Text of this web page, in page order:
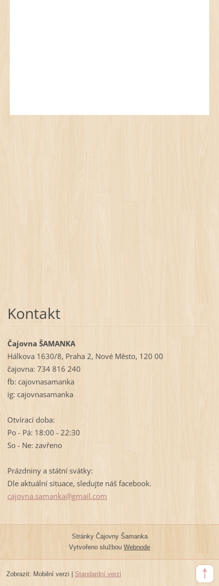
Kontakt
Čajovna ŠAMANKA
Hálkova 1630/8, Praha 2, Nové Město, 120 00
čajovna: 734 816 240
fb: cajovnasamanka
ig: cajovnasamanka
Otvírací doba:
Po - Pá: 18:00 - 22:30
So - Ne: zavřeno
Prázdniny a státní svátky:
Dle aktuální situace, sledujte náš facebook.
cajovna.samanka@gmail.com
Stránky Čajovny Šamanka
Vytvořeno službou Webnode
Zobrazit: Mobilní verzi Standardní verzi